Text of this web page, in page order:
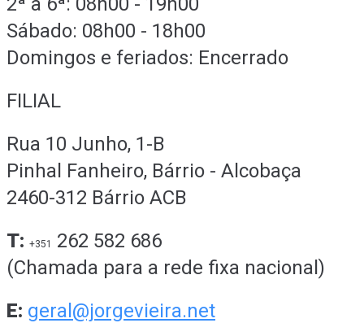
Sábado: 08h00 - 18h00
Domingos e feriados: Encerrado
FILIAL
Rua 10 Junho, 1-B
Pinhal Fanheiro, Bárrio - Alcobaça
2460-312 Bárrio ACB
T: +351
262 582 686
(Chamada para a rede fixa nacional)
E: geral@jorgevieira.net